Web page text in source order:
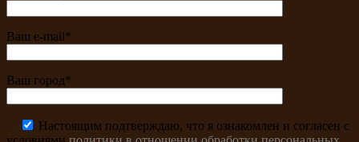
Ваш e-mail*
Ваш город*
Настоящим подтверждаю, что я ознакомлен и согласен с